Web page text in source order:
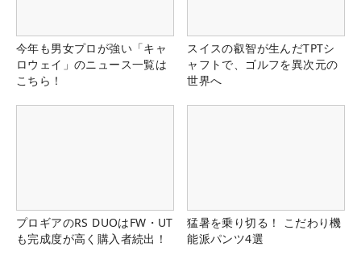
今年も男女プロが強い「キャ
ロウェイ」のニュース一覧は
こちら！
スイスの叡智が生んだTPTシ
ャフトで、ゴルフを異次元の
世界へ
プロギアのRS DUOはFW・UT
も完成度が高く購入者続出！
猛暑を乗り切る！ こだわり機
能派パンツ4選